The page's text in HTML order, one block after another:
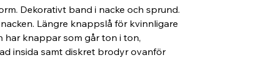
Dekorativt band i nacke och sprund.
Längre knappslå för kvinnligare
har knappar som går ton i ton,
insida samt diskret brodyr ovanför